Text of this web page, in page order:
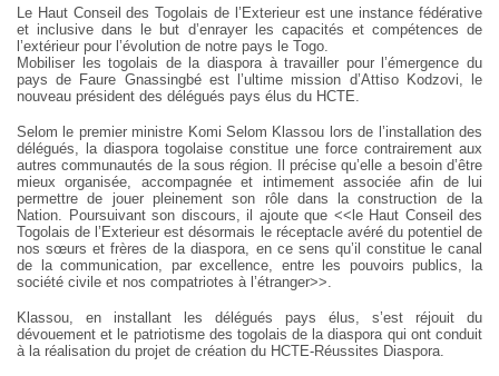
Le Haut Conseil des Togolais de l’Exterieur est une instance fédérative
et inclusive dans le but d’enrayer les capacités et compétences de
l’extérieur pour l’évolution de notre pays le Togo.
Mobiliser les togolais de la diaspora à travailler pour l’émergence du
pays de Faure Gnassingbé est l’ultime mission d’Attiso Kodzovi, le
nouveau président des délégués pays élus du HCTE.
Selom le premier ministre Komi Selom Klassou lors de l’installation des
délégués, la diaspora togolaise constitue une force contrairement aux
autres communautés de la sous région. Il précise qu’elle a besoin d’être
mieux organisée, accompagnée et intimement associée afin de lui
permettre de jouer pleinement son rôle dans la construction de la
Nation. Poursuivant son discours, il ajoute que <<le Haut Conseil des
Togolais de l’Exterieur est désormais le réceptacle avéré du potentiel de
nos sœurs et frères de la diaspora, en ce sens qu’il constitue le canal
de la communication, par excellence, entre les pouvoirs publics, la
société civile et nos compatriotes à l’étranger>>.
Klassou, en installant les délégués pays élus, s’est réjouit du
dévouement et le patriotisme des togolais de la diaspora qui ont conduit
à la réalisation du projet de création du HCTE-Réussites Diaspora.